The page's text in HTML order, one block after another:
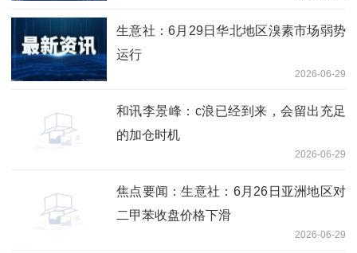
生意社：6月29日华北地区溴素市场弱势
运行
2026-06-29
和讯李景峰：c浪已经到来，会留出充足
的加仓时机
2026-06-29
焦点要闻：生意社：6月26日亚洲地区对
二甲苯收盘价格下滑
2026-06-29